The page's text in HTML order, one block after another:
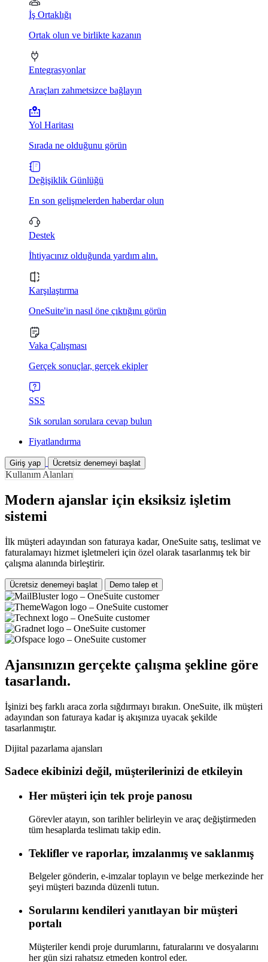
İş Ortaklığı
Ortak olun ve birlikte kazanın
Entegrasyonlar
Araçları zahmetsizce bağlayın
Yol Haritası
Sırada ne olduğunu görün
Değişiklik Günlüğü
En son gelişmelerden haberdar olun
Destek
İhtiyacınız olduğunda yardım alın.
Karşılaştırma
OneSuite'in nasıl öne çıktığını görün
Vaka Çalışması
Gerçek sonuçlar, gerçek ekipler
SSS
Sık sorulan sorulara cevap bulun
Fiyatlandırma
Giriş yap Ücretsiz denemeyi başlat
Kullanım Alanları
Modern ajanslar için eksiksiz işletim
sistemi
İlk müşteri adayından son faturaya kadar, OneSuite satış, teslimat ve
faturalamayı hizmet işletmeleri için özel olarak tasarlanmış tek bir
çalışma alanında birleştirir.
Ücretsiz denemeyi başlat Demo talep et
Ajansınızın gerçekte çalışma şekline göre
tasarlandı.
İşinizi beş farklı araca zorla sığdırmayı bırakın. OneSuite, ilk müşteri
adayından son faturaya kadar iş akışınıza uyacak şekilde
tasarlanmıştır.
Dijital pazarlama ajansları
Sadece ekibinizi değil, müşterilerinizi de etkileyin
Her müşteri için tek proje panosu
Görevler atayın, son tarihler belirleyin ve araç değiştirmeden
tüm hesaplarda teslimatı takip edin.
Teklifler ve raporlar, imzalanmış ve saklanmış
Belgeler gönderin, e-imzalar toplayın ve belge merkezinde her
şeyi müşteri bazında düzenli tutun.
Sorularını kendileri yanıtlayan bir müşteri
portalı
Müşteriler kendi proje durumlarını, faturalarını ve dosyalarını
her gün sizi rahatsız etmeden kontrol eder.